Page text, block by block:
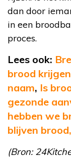
dan door
in een
proces.
Lees ook:
brood
naam, Is
gezonde
hebben we
blijven
(Bron: